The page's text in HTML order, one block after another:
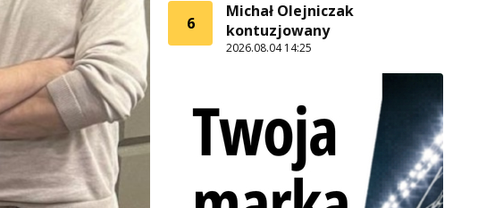
6
Michał Olejniczak
kontuzjowany
2026.08.04 14:25